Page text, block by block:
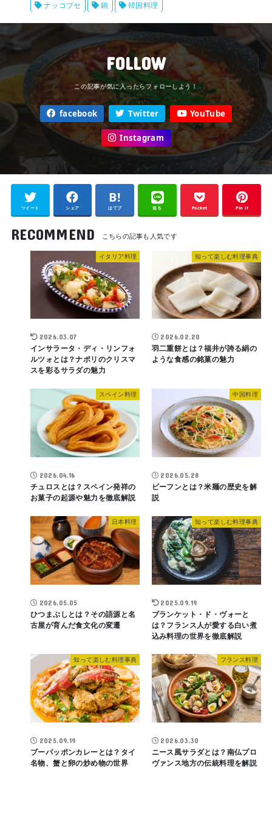
ナッコプセ 鍋 韓国料理
FOLLOW
facebook Twitter YouTube
Instagram
ツイート シェア はてブ 送る Pocket Pin it
RECOMMEND
イタリア料理
2026.03.07
インサラータ・ディ・リンフォ
ルツォとは？ナポリのクリスマ
スを彩るサラダの魅力
知って楽しむ料理事典
2026.02.20
羽二重餅とは？福井が誇る絹の
ような食感の銘菓の魅力
スペイン料理
2026.04.16
チュロスとは？スペイン発祥の
お菓子の起源や魅力を徹底解説
中国料理
2026.05.28
ビーフンとは？米麺の歴史を解
説
日本料理
2026.05.05
ひつまぶしとは？その語源と名
古屋が育んだ食文化の変遷
知って楽しむ料理事典
2025.09.19
ブランケット・ド・ヴォーと
は？フランス人が愛する白い煮
込み料理の世界を徹底解説
知って楽しむ料理事典
2025.09.19
プーパッポンカレーとは？タイ
名物、蟹と卵の炒め物の世界
フランス料理
2026.03.30
ニース風サラダとは？南仏プロ
ヴァンス地方の伝統料理を解説